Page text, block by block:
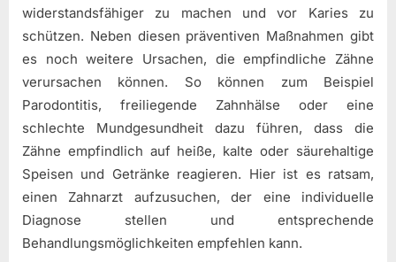
widerstandsfähiger zu machen und vor Karies zu
schützen. Neben diesen präventiven Maßnahmen gibt
es noch weitere Ursachen, die empfindliche Zähne
verursachen können. So können zum Beispiel
Parodontitis, freiliegende Zahnhälse oder eine
schlechte Mundgesundheit dazu führen, dass die
Zähne empfindlich auf heiße, kalte oder säurehaltige
Speisen und Getränke reagieren. Hier ist es ratsam,
einen Zahnarzt aufzusuchen, der eine individuelle
Diagnose stellen und entsprechende
Behandlungsmöglichkeiten empfehlen kann.